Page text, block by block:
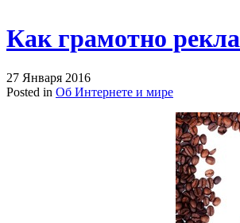
Как грамотно
27 Января 2016
Posted in Об Интернете и мире